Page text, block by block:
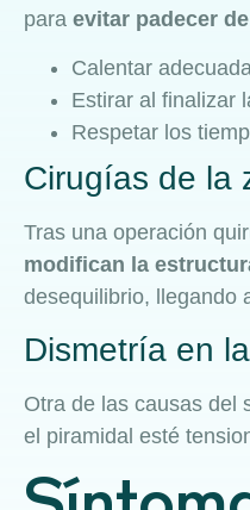
para evitar padecer
Calentar
Estirar al finalizar
Respetar los
Cirugías de la
Tras una operación
modifican la
desequilibrio, llegando
Dismetría en
Otra de las causas del
el piramidal esté